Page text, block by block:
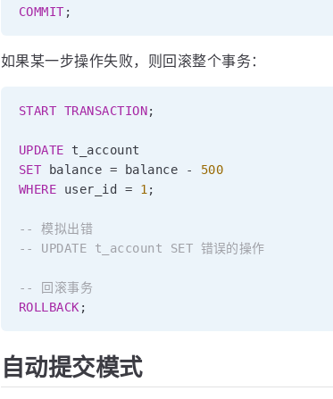
COMMIT ;
如果某一步操作失败，则回滚整个事务：
START TRANSACTION;
UPDATE
SET balance = balance -
500
WHERE user_id = 1 ;
-- 模拟出错
-- UPDATE t_account SET 错误的操作
-- 回滚事务
ROLLBACK ;
自动提交模式